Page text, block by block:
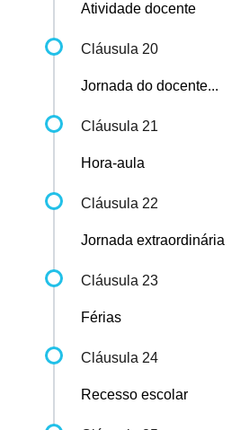
Atividade docente
Cláusula 20
Jornada do docente...
Cláusula 21
Hora-aula
Cláusula 22
Jornada extraordinária
Cláusula 23
Férias
Cláusula 24
Recesso escolar